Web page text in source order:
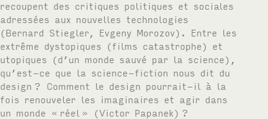
recoupent des critiques politiques et sociales
adressées aux nouvelles technologies
(Bernard Stiegler, Evgeny Morozov). Entre les
extrême dystopiques (films catastrophe) et
utopiques (d’un monde sauvé par la science),
qu’est-ce que la science-fiction nous dit du
design ? Comment le design pourrait-il à la
fois renouveler les imaginaires et agir dans
un monde « réel » (Victor Papanek) ?